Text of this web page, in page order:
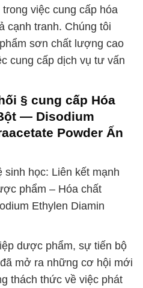
việc cung cấp hóa
cạnh tranh. Chúng tôi
sơn chất lượng cao
cung cấp dịch vụ tư vấn
§ cung cấp Hóa
— Disodium
Powder Ấn
sinh học: Liên kết mạnh
phẩm – Hóa chất
Ethylen Diamin
dược phẩm, sự tiến bộ
mở ra những cơ hội mới
thách thức về việc phát